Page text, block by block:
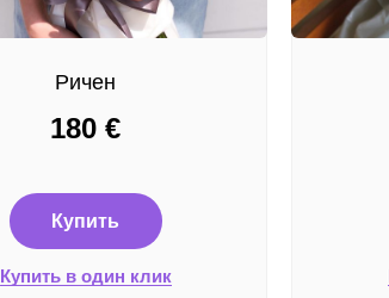
Ричен
180 €
Купить
Купить в один клик